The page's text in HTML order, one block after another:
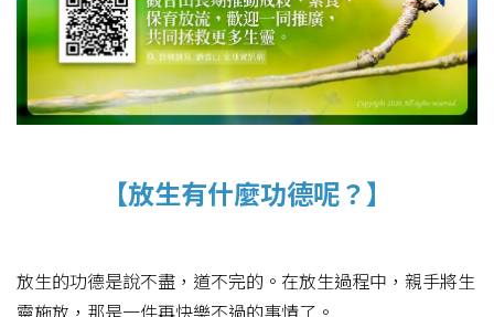
【放生有什麼功德呢？】
放生的功德是說不盡，道不完的。在放生過程中，親手將生
靈施放，那是一件再快樂不過的事情了。